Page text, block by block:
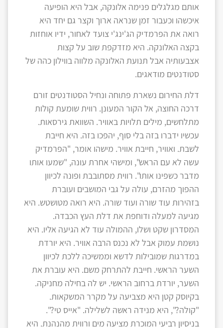
אותם מגלגלים פנימה אלונקה, אבל היא הופיעה
איכשהו וכעבור זמן שנראה ארוך וקצר גם יחד היא
רואה את הפרמדיק הג'ינג'י צועד לאחור, ידיו אוחזות
בקצה האלונקה. היא מזדקפת שוב על קצות
אצבעותיה אבל תנועת האלונקה מלווה בווילון כהה של
סטודנטים מודאגים.
דלת החירום נשארת פתוחה ונחיל הסטודנטים זורם
דרכה החוצה, אל הקור המעונן. רווית שומעת קולות
מתלחשים, מילים תלויות באוויר. השוואת גירסאות.
עכשיו ידברו בזה בלי סוף, יהפכו בזה. היא חייבת
לשבת. ואוויר, חייבת אוויר. מישהו אומר, "הפרמדיק
עשה לא עם הראש", ומישהי אחרת עונה, "שמעו אותו
מדבר כשפינו אותו". רווית מסתובבת ופונה לכיוון
ההפוך מהזרם, עולה על גבי המושבים ועוברת
בזהירות עוד שורה ועוד שורה. היא רואה מטושטש. היא
מגיעה למעלה ודוחפת את דלת העץ הכבדה.
המסדרון שקט ושלו, ההמולה עוד לא הגיעה אליו. היא
נושמת עמוק אבל לא נכנס הרבה אוויר. היא יורדת
במדרגות שמובילות לדשא וממשיכה ללכת לכיוון
השער הראשי. חייבת להתרחק משם. היא עוברת את
השער, יורדת ברחוב הראשי. יש לה בחילה מחניקה.
בקיוסק קטן היא מצביעה על מקרר המשקאות.
"קולה?", היא מנידה ראשה לשלילה. "אייס טי?".
בניסיון רביעי המוכרת מציעה מים ורווית מהנהנת. היא